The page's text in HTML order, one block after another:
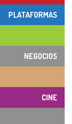
PLATAFORMAS
NEGOCIOS
CINE